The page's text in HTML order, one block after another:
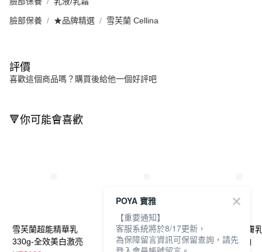
臉部保養 ★品牌精選 雪芙蘭 Cellina
評價
喜歡這個商品嗎？購買後給他一個好評吧
🔻你可能會喜歡
雪芙蘭超能精華乳
330g-全效美白激亮
雪芙蘭超能精華乳
330g-果酸煥膚勻亮
雪芙蘭高效潤膚
350g-透亮美白
POYA 寶雅
【重要通知】
客服系統將於8/17更新，
為保障留言資訊可保留查詢，請先